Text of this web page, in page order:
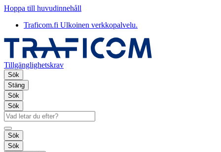
Hoppa till huvudinnehåll
Traficom.fi Ulkoinen verkkopalvelu.
Tillgänglighetskrav
Sök
Stäng
Sök
Sök
Sök
Sök